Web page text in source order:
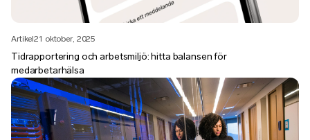
Artikel21 oktober, 2025
Tidrapportering och arbetsmiljö: hitta balansen för
medarbetarhälsa